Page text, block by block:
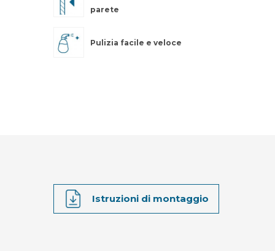
parete
Pulizia facile e veloce
Istruzioni di montaggio